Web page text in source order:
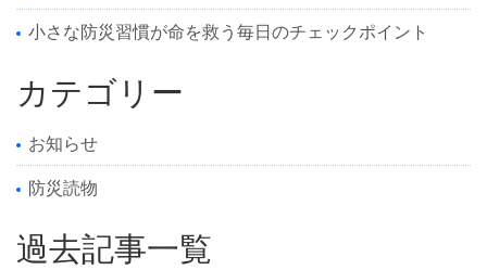
小さな防災習慣が命を救う毎日のチェックポイント
カテゴリー
お知らせ
防災読物
過去記事一覧